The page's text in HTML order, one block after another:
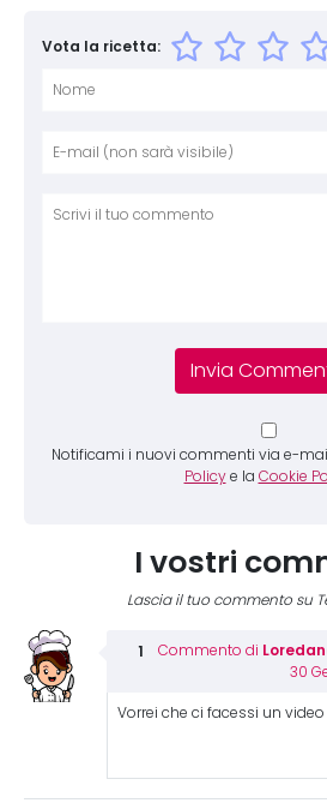
Vota la ricetta:
Notificami i nuovi commenti via e-
Policy e la Cookie
I vostri
Lascia il tuo commento su
Commento di
30
Vorrei che ci facessi un